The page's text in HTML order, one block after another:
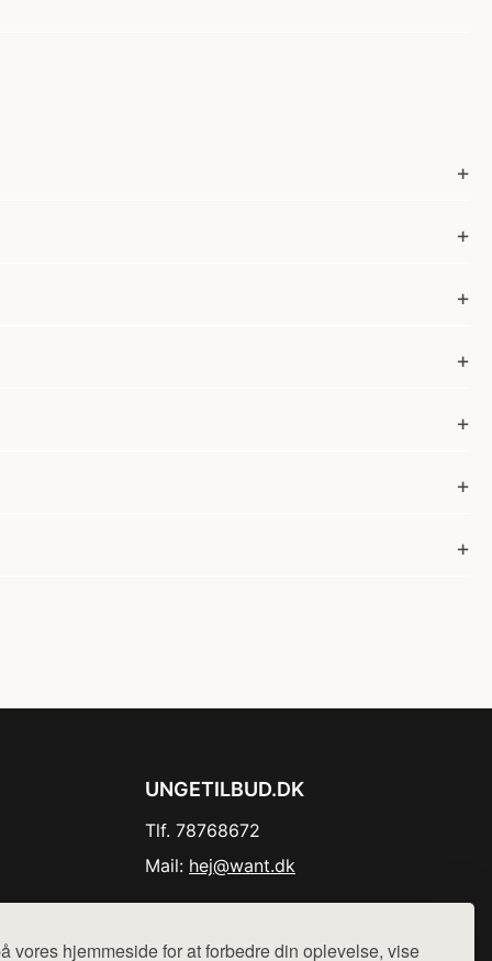
vores hjemmeside for at forbedre din oplevelse, vise
UNGETILBUD.DK
Tlf. 78768672
Mail: hej@want.dk